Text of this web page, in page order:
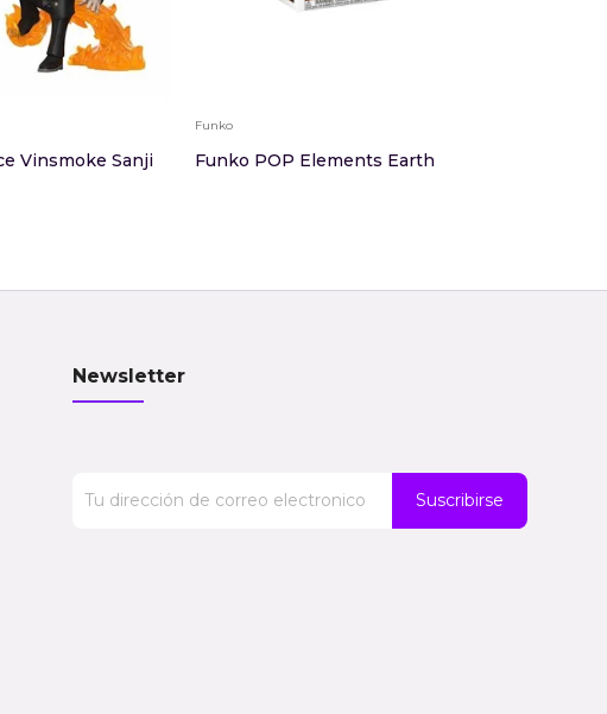
Vinsmoke Sanji
Funko
Funko POP Elements Earth
Newsletter